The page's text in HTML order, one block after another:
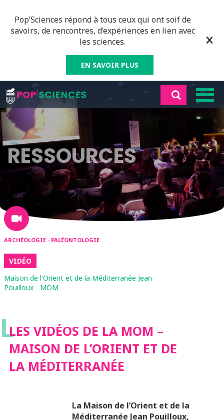
Pop’Sciences répond à tous ceux qui ont soif de
savoirs, de rencontres, d’expériences en lien avec
les sciences.
EN SAVOIR PLUS
RESSOURCES
ARCHÉOLOGIE - PALÉONTOLOGIE
VIDÉO
Maison de l'Orient et de la Méditerranée Jean
Pouilloux - MOM
LLES VIDÉOS DE LA MOM –
MAISON DE L’ORIENT ET DE
LA MÉDITERRANÉE
La Maison de l’Orient et de la
Méditerranée Jean Pouilloux,